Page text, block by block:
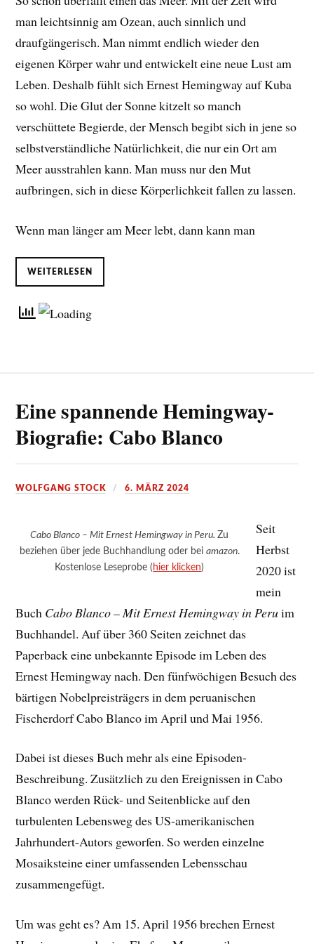
man leichtsinnig am Ozean, auch sinnlich und
draufgängerisch. Man nimmt endlich wieder den
eigenen Körper wahr und entwickelt eine neue Lust am
Leben. Deshalb fühlt sich Ernest Hemingway auf Kuba
so wohl. Die Glut der Sonne kitzelt so manch
verschüttete Begierde, der Mensch begibt sich in jene so
selbstverständliche Natürlichkeit, die nur ein Ort am
Meer ausstrahlen kann. Man muss nur den Mut
aufbringen, sich in diese Körperlichkeit fallen zu lassen.
Wenn man länger am Meer lebt, dann kann man
WEITERLESEN
Eine spannende Hemingway-
Biografie: Cabo Blanco
WOLFGANG STOCK 6. MÄRZ 2024
Cabo Blanco – Mit Ernest Hemingway in Peru.Zu
beziehen über jede Buchhandlung oder bei amazon.
Kostenlose Leseprobe ( hier klicken)
Seit
Herbst
2020 ist
mein
Buch Cabo Blanco – Mit Ernest Hemingway in Peruim
Buchhandel. Auf über 360 Seiten zeichnet das
Paperback eine unbekannte Episode im Leben des
Ernest Hemingway nach. Den fünfwöchigen Besuch des
bärtigen Nobelpreisträgers in dem peruanischen
Fischerdorf Cabo Blanco im April und Mai 1956.
Dabei ist dieses Buch mehr als eine Episoden-
Beschreibung. Zusätzlich zu den Ereignissen in Cabo
Blanco werden Rück- und Seitenblicke auf den
turbulenten Lebensweg des US-amerikanischen
Jahrhundert-Autors geworfen. So werden einzelne
Mosaiksteine einer umfassenden Lebensschau
zusammengefügt.
Um was geht es? Am 15. April 1956 brechen Ernest